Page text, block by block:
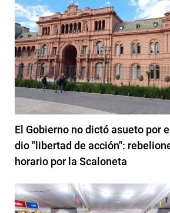
El Gobierno no dictó asueto por
dio "libertad de acción":
horario por la Scaloneta